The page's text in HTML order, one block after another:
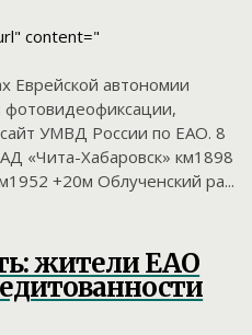
content="
Еврейской автономии
УМВД России по ЕАО. 8
«Чита-Хабаровск» км1898
+20м Облученский ра...
жители ЕАО